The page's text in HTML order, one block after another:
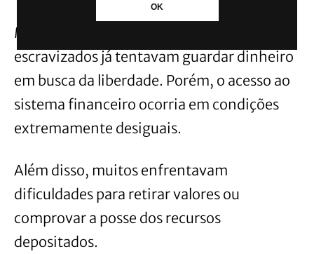
OK
Mesmo antes da legislação, muitos
escravizados já tentavam guardar dinheiro
em busca da liberdade. Porém, o acesso ao
sistema financeiro ocorria em condições
extremamente desiguais.
Além disso, muitos enfrentavam
dificuldades para retirar valores ou
comprovar a posse dos recursos
depositados.